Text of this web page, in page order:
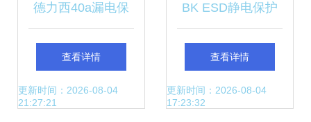
德力西40a漏电保
护器选购指南 一淘
网返利优惠解析
查看详情
更新时间：2026-08-04
21:27:21
BK ESD静电保护
器件 守护电子设备
的隐形盾牌
查看详情
更新时间：2026-08-04
17:23:32